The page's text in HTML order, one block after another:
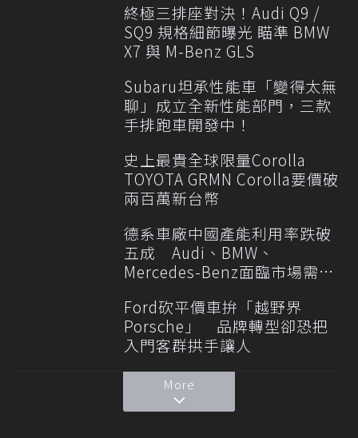
終極三排座對決！Audi Q9 /
SQ9 規格細節曝光 瞄準 BMW
X7 與 M-Benz GLS
Subaru坦承性能車「變得太無
聊」成立全新性能部門，三款
手排跑車開發中！
史上最貴全球限量Corolla
TOYOTA GRMN Corolla要價破
兩百萬新台幣
德系車廠中國產能利用率跌破
五成 Audi、BMW、
Mercedes-Benz面臨市場需求
Ford砍平價車拚「越野界
Porsche」 品牌轉型卻恐把
入門客群拱手讓人
More